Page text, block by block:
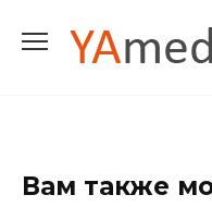
содержанию
Вам также